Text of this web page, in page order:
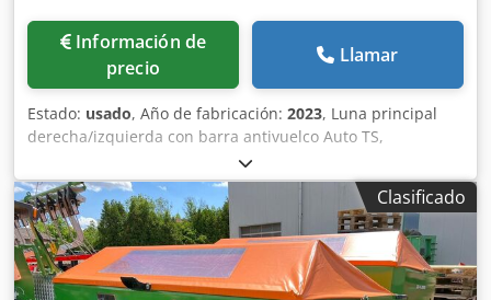
Información de
precio
Llamar
Estado: usado, Año de fabricación: 2023, Luna principal
derecha/izquierda con barra antivuelco Auto TS,
dispositivo parcial / abatible, montado de fábrica. Sensor
de inclinación para sistema de pesaje electrónico / ajuste
del sistema de guía. Componentes de instalación para
sistema de pesaje profesional para dispositivos base ZA
LED / iluminación trasera manual. Csdpfxet A Udgj Aqvoha
Clasificado